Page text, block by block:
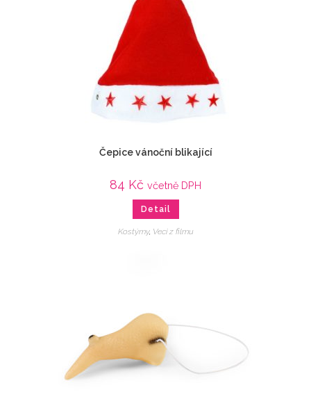
Čepice vánoční blikající
84 Kč včetně DPH
Detail
Kostýmy, Veci z filmu